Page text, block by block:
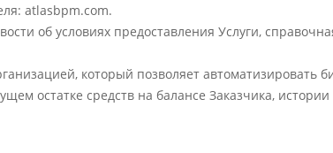
atlasbpm.com.
об условиях предоставления Услуги,
который позволяет автоматизировать
остатке средств на балансе Заказчика,